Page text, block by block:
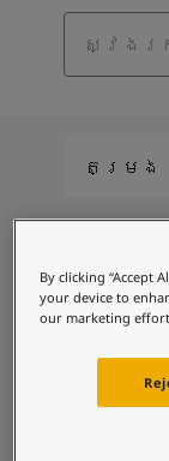
គំរូរពណ៌
Blog សំរាប់ការ
ឯកសារផលិតផ
តារាង​ទិន្នន័យ
Search
តម្រង
Grid Slider
By clicking “Accept
your device to
our marketing